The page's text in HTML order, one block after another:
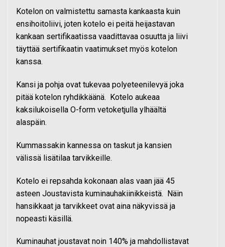
Kotelon on valmistettu samasta kankaasta kuin
ensihoitoliivi, joten kotelo ei peitä heijastavan
kankaan sertifikaatissa vaadittavaa osuutta ja liivi
täyttää sertifikaatin vaatimukset myös kotelon
kanssa.
Kansi ja pohja ovat tukevaa polyeteenilevyä joka
pitää kotelon ryhdikkäänä. Kotelo aukeaa
kaksilukoisella O-form vetoketjulla ylhäältä
alaspäin.
Kummassakin kannessa on taskut ja kansien
välissä lisätilaa tarvikkeille.
Kotelo ei repsahda kokonaan alas vaan jää 45
asteen Joustavista kuminauhakiinikkeistä. Näin
hansikkaat ja tarvikkeet ovat aina näkyvissä ja
nopeasti käsillä.
Kuminauhat joustavat noin 140% ja mahdollistavat